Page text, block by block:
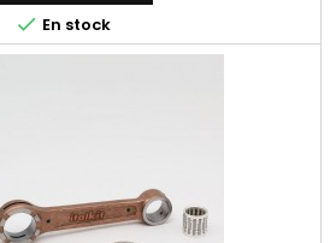
 En stock